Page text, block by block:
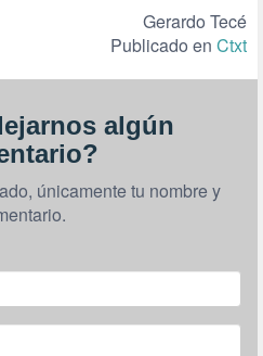
Gerardo Tecé
Publicado en Ctxt
algún
únicamente tu nombre y